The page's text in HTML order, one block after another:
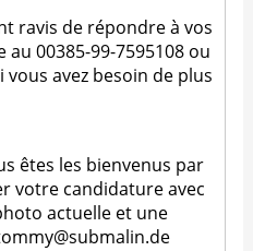
ravis de répondre à vos
00385-99-7595108 ou
vous avez besoin de plus
êtes les bienvenus par
votre candidature avec
actuelle et une